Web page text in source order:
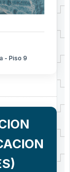
- Piso 9